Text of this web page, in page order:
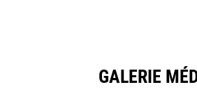
GALERIE